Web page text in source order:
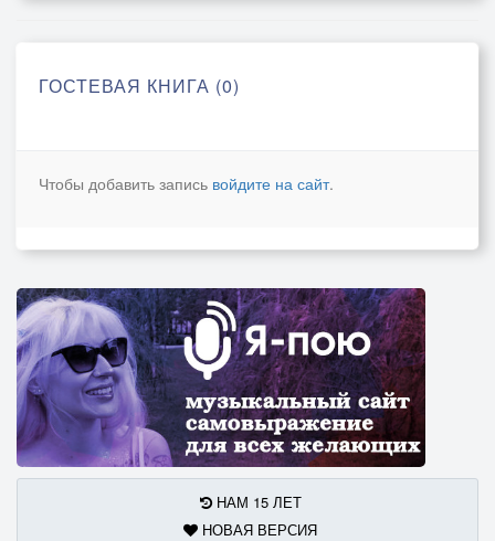
ГОСТЕВАЯ КНИГА (0)
Чтобы добавить запись войдите на сайт.
НАМ 15 ЛЕТ
НОВАЯ ВЕРСИЯ